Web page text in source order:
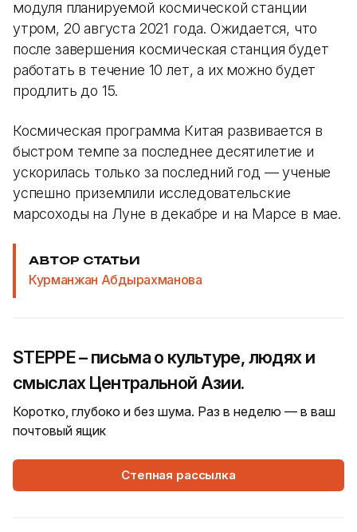
модуля планируемой космической станции
утром, 20 августа 2021 года. Ожидается, что
после завершения космическая станция будет
работать в течение 10 лет, а их можно будет
продлить до 15.
Космическая программа Китая развивается в
быстром темпе за последнее десятилетие и
ускорилась только за последний год — ученые
успешно приземлили исследовательские
марсоходы на Луне в декабре и на Марсе в мае.
АВТОР СТАТЬИ
Курманжан Абдырахманова
STEPPE – письма о культуре, людях и
смыслах Центральной Азии.
Коротко, глубоко и без шума. Раз в неделю — в ваш
почтовый ящик
Степная рассылка